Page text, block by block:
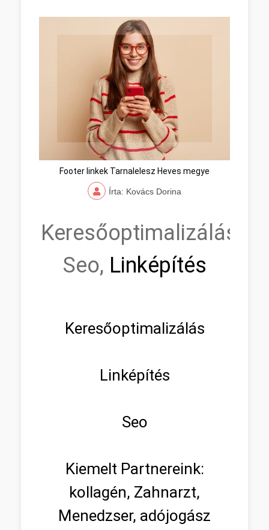
Footer linkek Tarnalelesz Heves megye
Írta: Kovács Dorina
Keresőoptimalizálás,
Seo, Linképítés
Keresőoptimalizálás
Linképítés
Seo
Kiemelt Partnereink:
kollagén, Zahnarzt,
Menedzser, adójogász